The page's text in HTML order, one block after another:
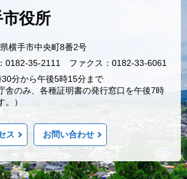
役所
横手市中央町8番2号
0182-35-2111 ファクス：0182-33-6061
分から午後5時15分まで
舎のみ、各種証明書の発行窓口を午後7時
。）
ス お問い合わせ